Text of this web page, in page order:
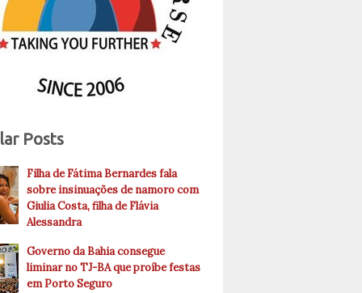
Posts
Filha de Fátima Bernardes fala
sobre insinuações de namoro com
Giulia Costa, filha de Flávia
Alessandra
Governo da Bahia consegue
liminar no TJ-BA que proíbe festas
em Porto Seguro